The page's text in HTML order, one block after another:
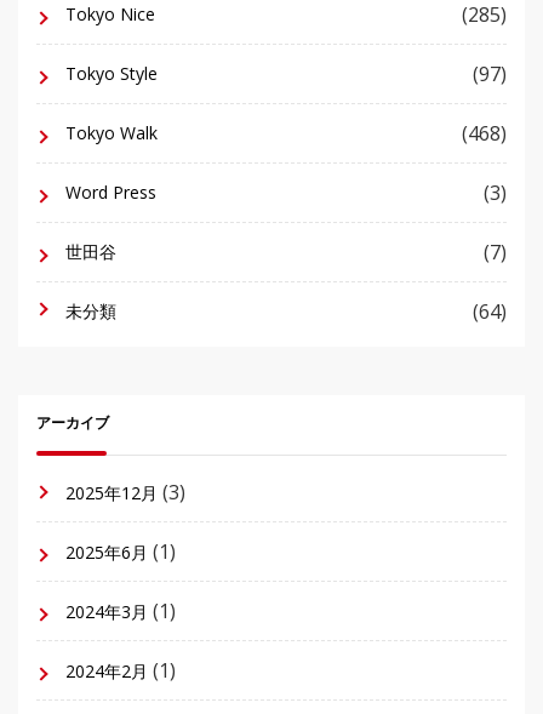
Tokyo Nice (285)
Tokyo Style (97)
Tokyo Walk (468)
Word Press (3)
世田谷 (7)
未分類 (64)
アーカイブ
2025年12月 (3)
2025年6月 (1)
2024年3月 (1)
2024年2月 (1)